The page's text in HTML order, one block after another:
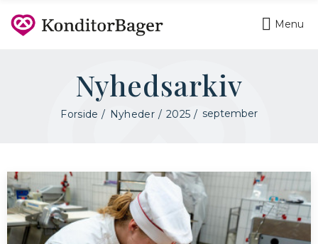
Menu
Nyhedsarkiv
Forside Nyheder 2025 september